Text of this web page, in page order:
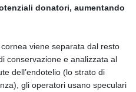
donatori, aumentando
viene separata dal resto
conservazione e analizzata al
dell’endotelio (lo strato di
gli operatori usano speculari